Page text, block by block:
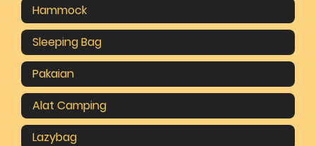
Hammock
Sleeping Bag
Pakaian
Alat Camping
Lazybag